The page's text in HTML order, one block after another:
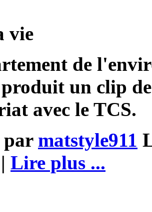
vie
de
un clip
avec le TCS.
par matstyle911
Lire plus ...